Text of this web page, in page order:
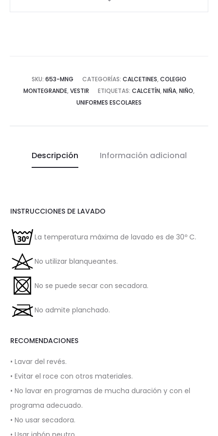
SKU: 653-MNG CATEGORÍAS: CALCETINES, COLEGIO
MONTEGRANDE, VESTIR ETIQUETAS: CALCETÍN, NIÑA, NIÑO,
UNIFORMES ESCOLARES
Descripción Información adicional
INSTRUCCIONES DE LAVADO
La temperatura máxima de lavado es de 30º C.
No utilizar blanqueantes.
No se puede secar con secadora.
No admite planchado.
RECOMENDACIONES
• Lavar del revés.
• Evitar el roce con otros materiales.
• No lavar en programas de mucha duración y con el
programa adecuado.
• No usar secadora.